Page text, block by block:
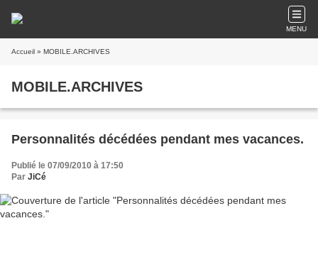
MENU
Accueil » MOBILE.ARCHIVES
MOBILE.ARCHIVES
Personnalités décédées pendant mes vacances.
Publié le 07/09/2010 à 17:50
Par JiCé